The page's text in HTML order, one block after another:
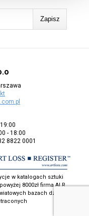
- 18:00
8822 0001
w katalogach sztuki
8000zł firma ALR
bazach dzieł